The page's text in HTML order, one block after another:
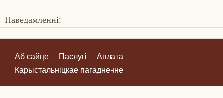
Паведамленні:
Аб сайце Паслугі
Аплата
Карыстальніцкае пагадненне